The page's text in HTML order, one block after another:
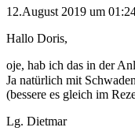
12.August 2019 um
Hallo Doris,
oje, hab ich das in der
Ja natürlich mit
(bessere es gleich im
Lg. Dietmar